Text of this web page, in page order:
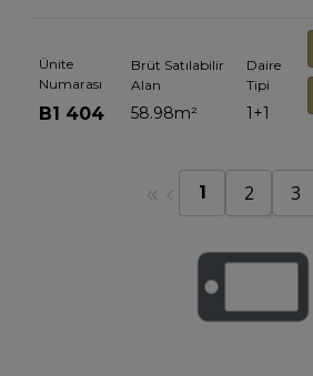
Ünite
Numarası
B1 404
Brüt Satılabilir
Alan
58.98m²
Daire
Tipi
1+1
1 2 3